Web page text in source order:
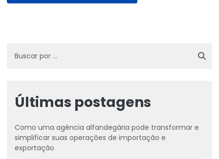
Últimas postagens
Como uma agência alfandegária pode transformar e
simplificar suas operações de importação e
exportação